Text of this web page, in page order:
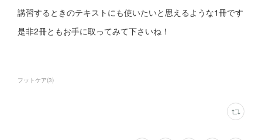
講習するときのテキストにも使いたいと思えるような1冊です
是非2冊ともお手に取ってみて下さいね！
フットケア(3)